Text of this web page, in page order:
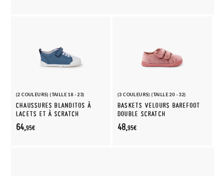
(2 COULEURS) (TAILLE 18 - 23)
CHAUSSURES BLANDITOS À
LACETS ET À SCRATCH
64,95€
(3 COULEURS) (TAILLE 20 - 32)
BASKETS VELOURS BAREFOOT
DOUBLE SCRATCH
48,95€